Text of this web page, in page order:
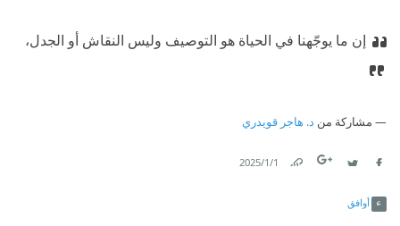
إن ما يوجّهنا في الحياة هو التوصيف وليس النقاش أو الجدل،
مشاركة من د. هاجر قويدري
1‏/1‏/2025
أوافق